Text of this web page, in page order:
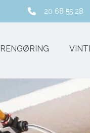
20 68 55 28
RENGØRING